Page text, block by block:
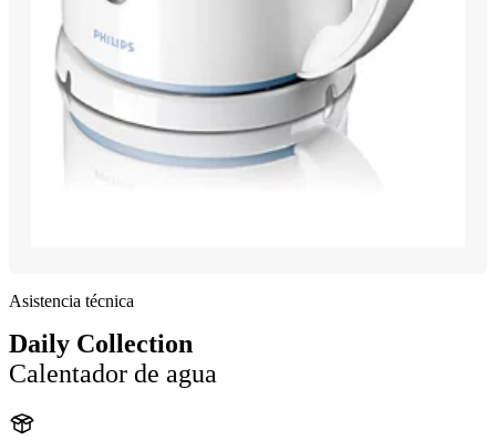
Asistencia técnica
Daily Collection
Calentador de agua